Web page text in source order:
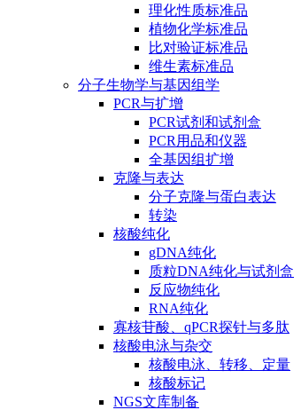
理化性质标准品
植物化学标准品
比对验证标准品
维生素标准品
分子生物学与基因组学
PCR与扩增
PCR试剂和试剂盒
PCR用品和仪器
全基因组扩增
克隆与表达
分子克隆与蛋白表达
转染
核酸纯化
gDNA纯化
质粒DNA纯化与试剂盒
反应物纯化
RNA纯化
寡核苷酸、qPCR探针与多肽
核酸电泳与杂交
核酸电泳、转移、定量
核酸标记
NGS文库制备